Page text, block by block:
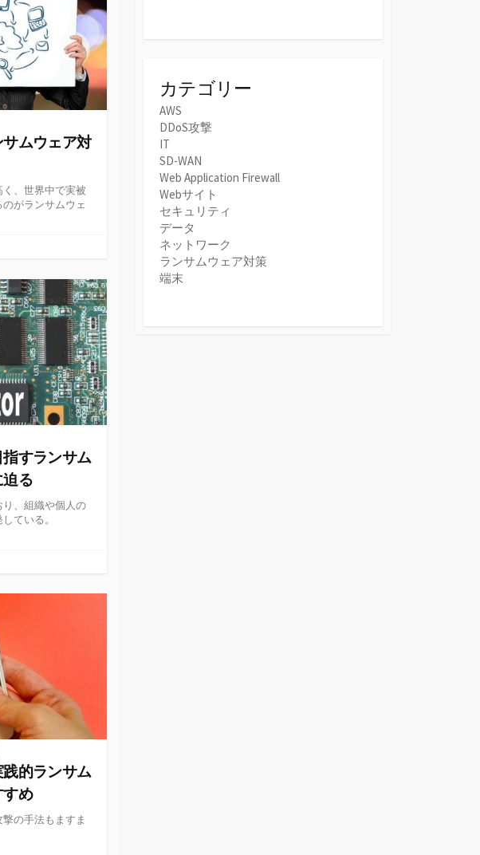
ムウェア対
、世界中で実被
がランサムウェ
すランサム
る
、組織や個人の
ている。
的ランサム
め
の手法もますま
カテゴリー
AWS
DDoS攻撃
IT
SD-WAN
Web Application Firewall
Webサイト
セキュリティ
データ
ネットワーク
ランサムウェア対策
端末